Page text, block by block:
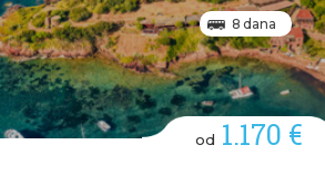
8 dana
od 1.170 €